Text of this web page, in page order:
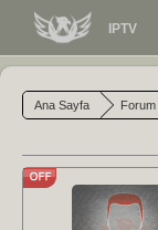
IPTV
Ana Sayfa Forum